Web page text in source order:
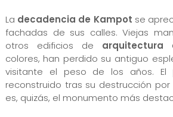
La decadencia de Kampot se
fachadas de sus calles. Viejas
otros edificios de arquitectura
colores, han perdido su antiguo
visitante el peso de los años. El
reconstruido tras su destrucción por
es, quizás, el monumento más